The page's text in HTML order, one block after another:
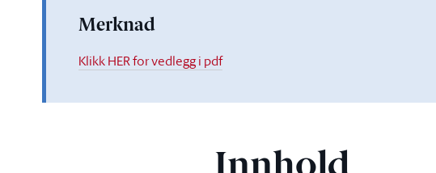
Merknad
Klikk HER for vedlegg i pdf